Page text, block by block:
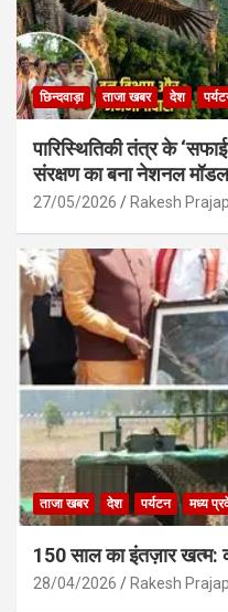
छिन्दवाड़ा ताजा खबर देश
पारिस्थितिकी तंत्र के
संरक्षण का बना नेशनल
27/05/2026 Rakesh
ताजा खबर देश पर्यटन मध्य
150 साल का इंतज़ार खत्म:
28/04/2026 Rakesh